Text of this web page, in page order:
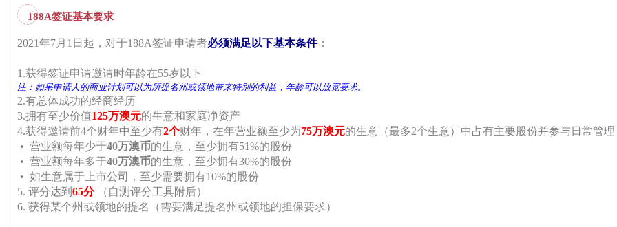
188A签证基本要求
2021年7月1日起，对于188A签证申请者必须满足以下基本条件：
1.获得签证申请邀请时年龄在55岁以下
注：如果申请人的商业计划可以为所提名州或领地带来特别的利益，年龄可以放宽要求。
2.有总体成功的经商经历
3.拥有至少价值125万澳元的生意和家庭净资产
4.获得邀请前4个财年中至少有2个财年，在年营业额至少为75万澳元的生意（最多2个生意）中占有主要股份并参与日常管理
• 营业额每年少于40万澳币的生意，至少拥有51%的股份
• 营业额每年多于40万澳币的生意，至少拥有30%的股份
• 如生意属于上市公司，至少需要拥有10%的股份
5. 评分达到 65分（自测评分工具附后）
6. 获得某个州或领地的提名（需要满足提名州或领地的担保要求）